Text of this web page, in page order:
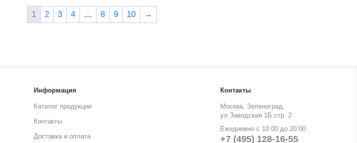
1 2 3 4 … 8 9 10 →
Информация
Каталог продукции
Контакты
Доставка и оплата
Контакты
Москва, Зеленоград,
ул Заводская 1Б стр. 2
Ежедневно с 10:00 до 20:00
+7 (495) 128-16-55